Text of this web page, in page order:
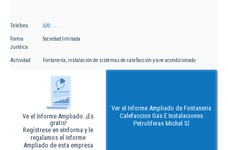
Teléfono 630.....
Forma
Jurídica
Sociedad limitada
Actividad Fontanería, instalación de sistemas de calefacción y aire acondicionado
Ve el Informe Ampliado. ¡Es
gratis!
Regístrese en eInforma y le
regalamos el Informe
Ampliado de esta empresa
Ver el Informe Ampliado de Fontaneria
Calefaccion Gas E Instalaciones
Petroliferas Michel Sl